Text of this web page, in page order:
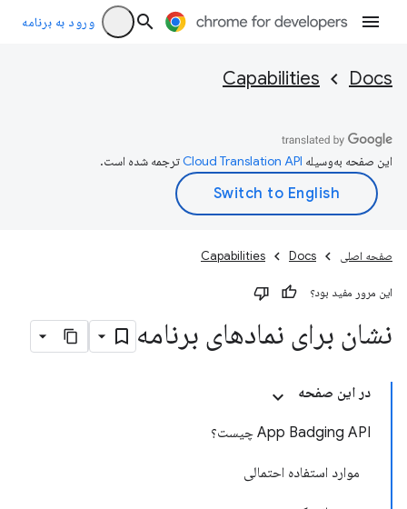
ورود به برنامه
Docs
Capabilities
این صفحه به‌وسیله ترجمه شده است.
صفحه اصلی Docs
Capabilities
این مرور مفید بود؟
نشان برای نمادهای برنامه
در این صفحه
App Badging API چیست؟
موارد استفاده احتمالی